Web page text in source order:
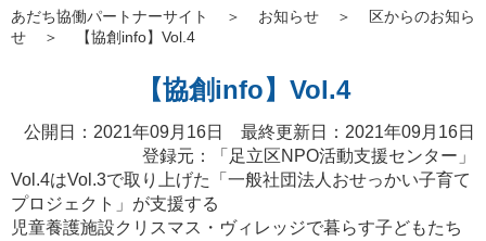
あだち協働パートナーサイト ＞ お知らせ ＞
区からのお知ら
せ
＞ 【協創info】Vol.4
【協創info】Vol.4
公開日：2021年09月16日 最終更新日：2021年09月16日
登録元：「 足立区NPO活動支援センター 」
Vol.4はVol.3で取り上げた「一般社団法人おせっかい子育て
プロジェクト」が支援する
児童養護施設クリスマス・ヴィレッジで暮らす子どもたち